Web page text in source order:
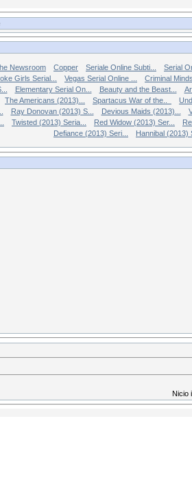
Newsroom Copper Seriale Online Subti...
Serial
Girls Serial... Vegas Serial Online ...
Criminal
Elementary Serial On... Beauty and the Beast...
The Americans (2013)... Spartacus War of the..
Ray Donovan (2013) S... Devious Maids (2013)...
Twisted (2013) Seria... Red Widow (2013) Ser...
Defiance (2013) Seri...
Hannibal (2013)
Nicio